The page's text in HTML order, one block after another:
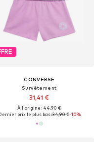
CONVERSE
Survêtement
31,41 €
À l'origine : 44,90 €
prix le plus bas :34,90 €-10%